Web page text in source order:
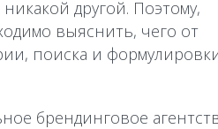
другой. Поэтому,
выяснить, чего от
поиска и
брендинговое